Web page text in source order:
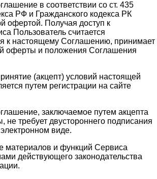
в соответствии со ст. 435
РФ и Гражданского кодекса РК
офертой. Получая доступ к
Пользователь считается
к настоящему Соглашению, принимает
оферты и положения Соглашения
(акцепт) условий настоящей
путем регистрации на сайте
заключаемое путем акцепта
не требует двустороннего подписания
виде.
материалов и функций Сервиса
действующего законодательства